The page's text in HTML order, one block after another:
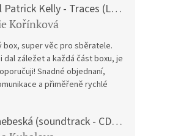
Michael Patrick Kelly - Traces (Limited Edition) (Premium Box-Set) (LP)
rating is 5 out of 5 stars.
Kořínková
box, super věc pro sběratele.
dal záležet a každá část boxu, je
Snadné objednaní,
a přiměřeně rychlé
Láska nebeská (soundtrack - CD) Love Actually